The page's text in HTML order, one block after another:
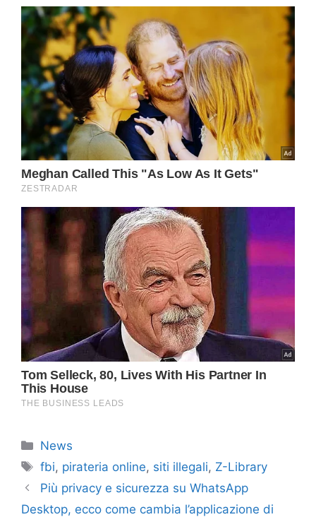
Categorie
News
Tag
fbi, pirateria online, siti illegali, Z-Library
Più privacy e sicurezza su WhatsApp
Desktop, ecco come cambia l’applicazione di